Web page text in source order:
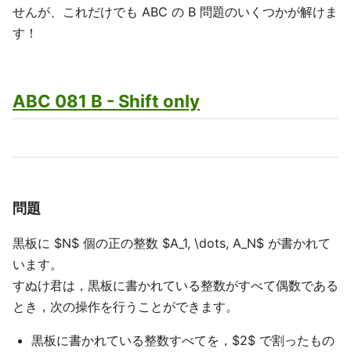
せんが、これだけでも ABC の B 問題のいくつかが解けま
す！
ABC 081 B - Shift only
問題
黒板に $N$ 個の正の整数 $A_1, \dots, A_N$ が書かれて
います。
すぬけ君は，黒板に書かれている整数がすべて偶数である
とき，次の操作を行うことができます。
黒板に書かれている整数すべてを，$2$ で割ったもの